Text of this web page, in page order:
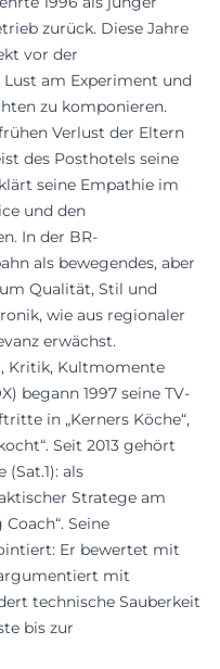
zurück. Diese Jahre
vor der
am Experiment und
zu komponieren.
Verlust der Eltern
des Posthotels seine
seine Empathie im
und den
In der BR-
als bewegendes, aber
Qualität, Stil und
wie aus regionaler
erwächst.
Kritik, Kultmomente
begann 1997 seine TV-
in „Kerners Köche“,
Seit 2013 gehört
als
Stratege am
Seine
Er bewertet mit
mit
technische Sauberkeit
bis zur